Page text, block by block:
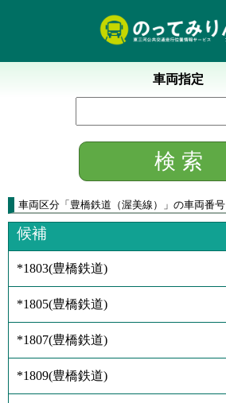
車両指定
車両区分 「 豊橋鉄道（渥美線） 」 の車両番号
候補
*1803(豊橋鉄道)
*1805(豊橋鉄道)
*1807(豊橋鉄道)
*1809(豊橋鉄道)